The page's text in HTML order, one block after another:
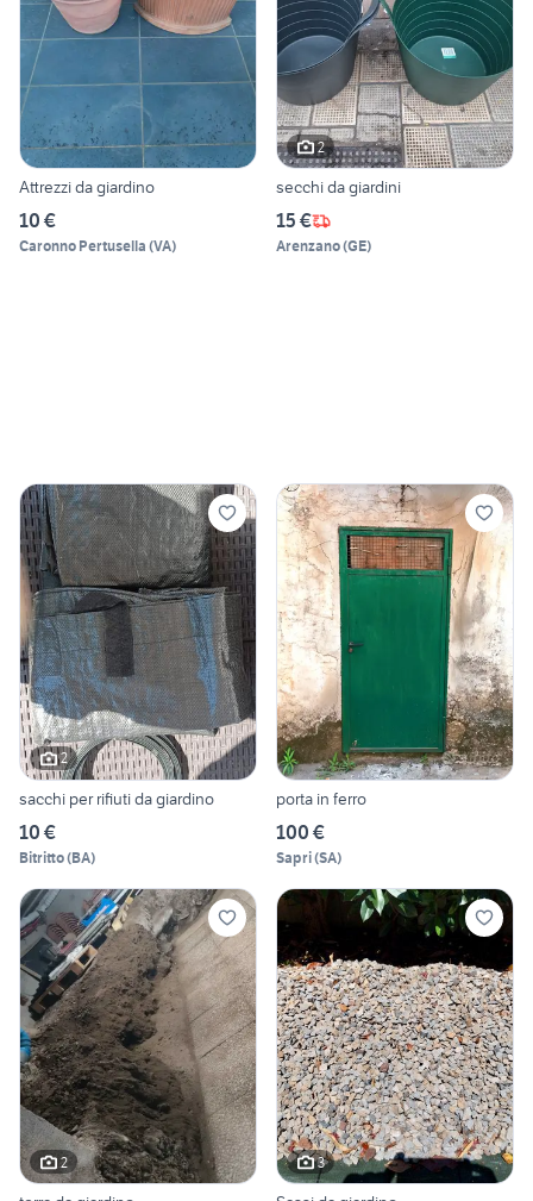
Attrezzi da giardino
10 €
Caronno Pertusella (VA)
2
secchi da giardini
15 €
Arenzano(GE)
2
sacchi per rifiuti da giardino
10 €
Bitritto(BA)
porta in ferro
100 €
Sapri(SA)
2 3